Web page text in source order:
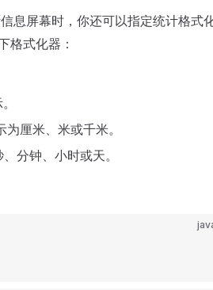
息屏幕时，你还可以指定统计格式
格式化器：
厘米、米或千米。
分钟、小时或天。